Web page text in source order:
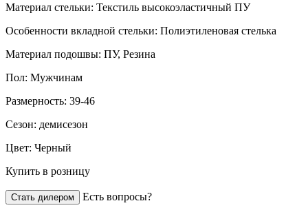
Материал стельки: Текстиль высокоэластичный ПУ
Особенности вкладной стельки: Полиэтиленовая стелька
Материал подошвы: ПУ, Резина
Пол: Мужчинам
Размерность: 39-46
Сезон: демисезон
Цвет: Черный
Купить в розницу
Стать дилером Есть вопросы?